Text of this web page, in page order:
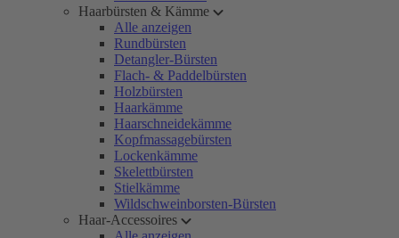
Haarbürsten & Kämme
Alle anzeigen
Rundbürsten
Detangler-Bürsten
Flach- & Paddelbürsten
Holzbürsten
Haarkämme
Haarschneidekämme
Kopfmassagebürsten
Lockenkämme
Skelettbürsten
Stielkämme
Wildschweinborsten-Bürsten
Haar-Accessoires